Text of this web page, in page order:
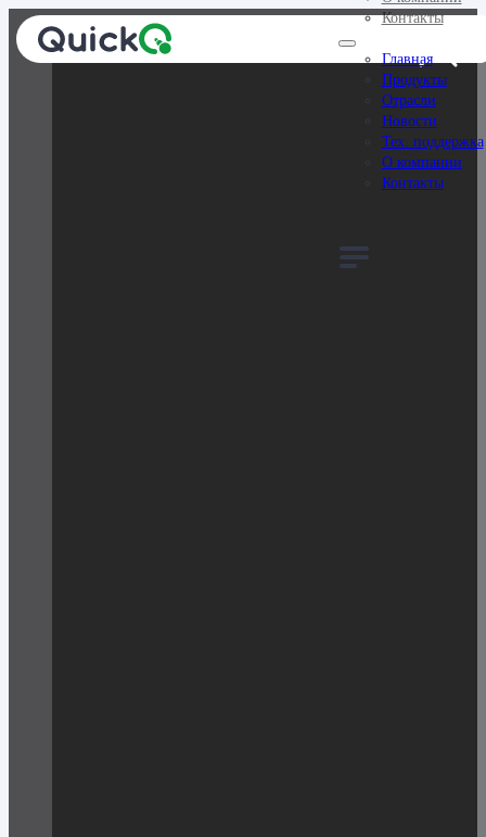
Контакты
Главная
Продукты
Отрасли
Новости
Тех. поддержка
О компании
Контакты
Система управления электронной очередью QuickQ